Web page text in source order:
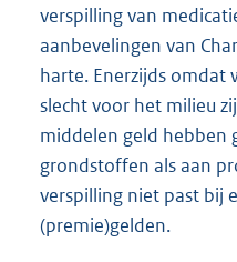
verspilling van
aanbevelingen van
harte. Enerzijds omdat
slecht voor het milieu
middelen geld hebben
grondstoffen als aan
verspilling niet past bij
(premie)gelden.